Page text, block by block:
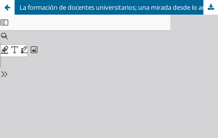
La formación de docentes universitarios; una mirada desde lo ambiental y lo tecnológico: un estudio bibliográfico